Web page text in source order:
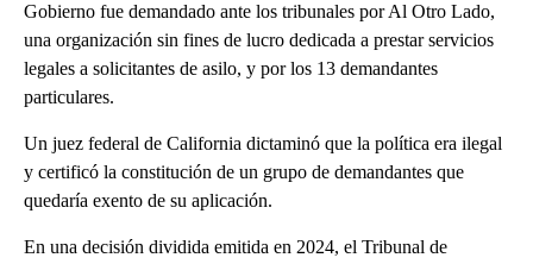
Gobierno fue demandado ante los tribunales por Al Otro Lado,
una organización sin fines de lucro dedicada a prestar servicios
legales a solicitantes de asilo, y por los 13 demandantes
particulares.
Un juez federal de California dictaminó que la política era ilegal
y certificó la constitución de un grupo de demandantes que
quedaría exento de su aplicación.
En una decisión dividida emitida en 2024, el Tribunal de